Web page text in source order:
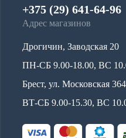
+375 (29) 641-64-96
Адрес магазинов
Дрогичин, Заводская 20
ПН-СБ 9.00-18.00, ВС
Брест, ул. Московская
ВТ-СБ 9.00-15.30, ВС